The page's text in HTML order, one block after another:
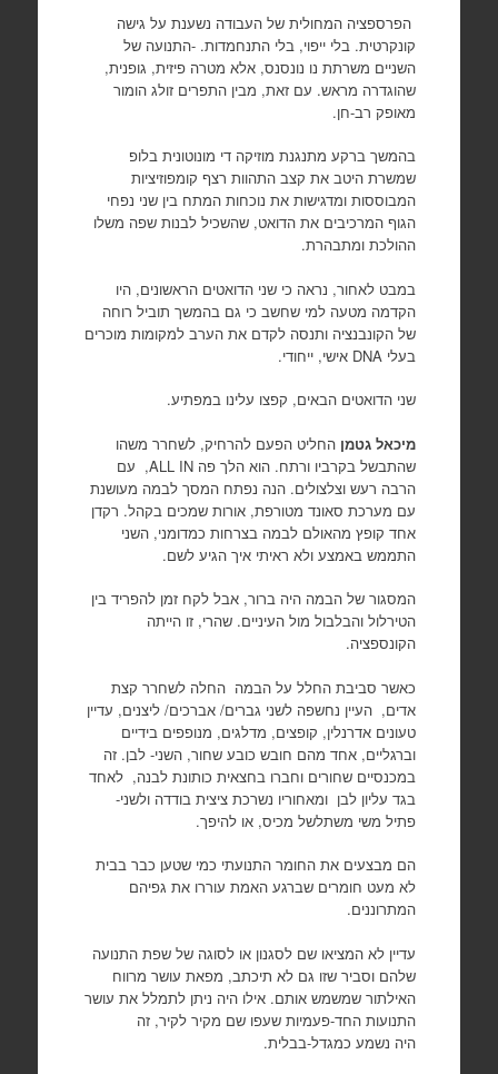
הפרספציה המחולית של העבודה נשענת על גישה
קונקרטית. בלי ייפוי, בלי התנחמדות. -התנועה של
השניים משרתת נו נונסנס, אלא מטרה פיזית, גופנית,
שהוגדרה מראש. עם זאת, מבין התפרים זולג הומור
מאופק רב-חן.
בהמשך ברקע מתנגנת מוזיקה די מונוטונית בלופ
שמשרת היטב את קצב התהוות רצף קומפוזיציות
המבוססות ומדגישות את נוכחות המתח בין שני נפחי
הגוף המרכיבים את הדואט, שהשכיל לבנות שפה משלו
ההולכת ומתבהרת.
במבט לאחור, נראה כי שני הדואטים הראשונים, היו
הקדמה מטעה למי שחשב כי גם בהמשך תוביל רוחה
של הקונבנציה ותנסה לקדם את הערב למקומות מוכרים
בעלי DNA אישי, ייחודי.
שני הדואטים הבאים, קפצו עלינו במפתיע.
מיכאל גטמן החליט הפעם להרחיק, לשחרר משהו
שהתבשל בקרביו ורתח. הוא הלך פה ALL IN, עם
הרבה רעש וצלצולים. הנה נפתח המסך לבמה מעושנת
עם מערכת סאונד מטורפת, אורות שמכים בקהל. רקדן
אחד קופץ מהאולם לבמה בצרחות כמדומני, השני
התממש באמצע ולא ראיתי איך הגיע לשם.
המסגור של הבמה היה ברור, אבל לקח זמן להפריד בין
הטירלול והבלבול מול העיניים. שהרי, זו הייתה
הקונספציה.
כאשר סביבת החלל על הבמה החלה לשחרר קצת
אדים, העיין נחשפה לשני גברים/ אברכים/ ליצנים, עדיין
טעונים אדרנלין, קופצים, מדלגים, מנופפים בידיים
וברגליים, אחד מהם חובש כובע שחור, השני- לבן. זה
במכנסיים שחורים וחברו בחצאית כותונת לבנה, לאחד
בגד עליון לבן ומאחוריו נשרכת ציצית בודדה ולשני-
פתיל משי משתלשל מכיס, או להיפך.
הם מבצעים את החומר התנועתי כמי שטען כבר בבית
לא מעט חומרים שברגע האמת עוררו את גפיהם
המתרוננים.
עדיין לא המציאו שם לסגנון או לסוגה של שפת התנועה
שלהם וסביר שזו גם לא תיכתב, מפאת עושר מרווח
האילתור שמשמש אותם. אילו היה ניתן לתמלל את עושר
התנועות החד-פעמיות שעפו שם מקיר לקיר, זה
היה נשמע כמגדל-בבלית.